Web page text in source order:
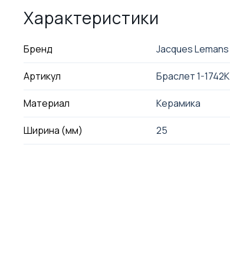
Характеристики
Бренд Jacques Lemans
Артикул Браслет 1-1742K
Материал Керамика
Ширина (мм) 25